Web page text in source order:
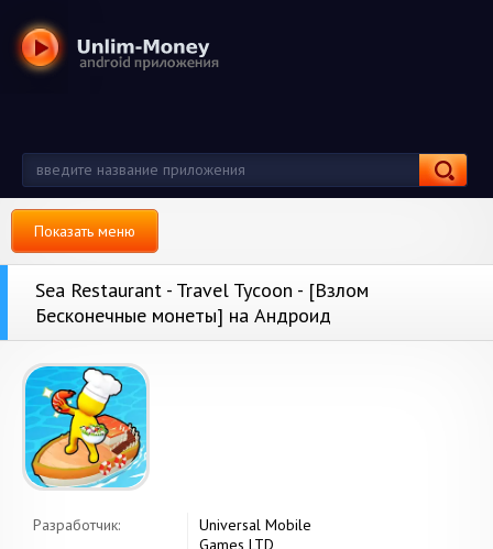
Показать меню
Sea Restaurant - Travel Tycoon - [Взлом
Бесконечные монеты] на Андроид
Разработчик:
Universal Mobile
Games LTD